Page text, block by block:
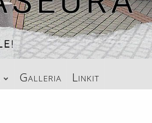
Galleria Linkit